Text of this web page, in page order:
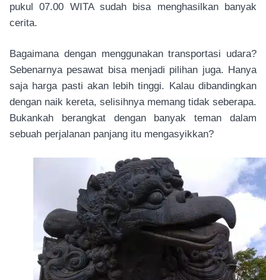
pukul 07.00 WITA sudah bisa menghasilkan banyak
cerita.
Bagaimana dengan menggunakan transportasi udara?
Sebenarnya pesawat bisa menjadi pilihan juga. Hanya
saja harga pasti akan lebih tinggi. Kalau dibandingkan
dengan naik kereta, selisihnya memang tidak seberapa.
Bukankah berangkat dengan banyak teman dalam
sebuah perjalanan panjang itu mengasyikkan?